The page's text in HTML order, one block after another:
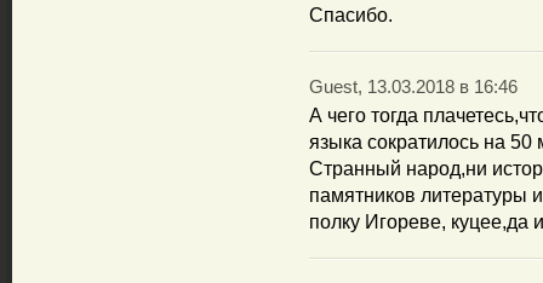
Спасибо.
Guest, 13.03.2018 в 16:46
А чего тогда
языка сократилось на 50
Странный народ,ни
памятников литературы
полку Игореве, куцее,да